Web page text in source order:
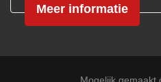
✔ Lichtsensor &
✔ Trekhaak
Een stijlvolle,
Meer informatie